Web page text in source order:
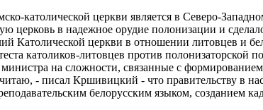
католической церкви является в Северо-
церковь в надежное орудие полонизации и
Католической церкви в отношении литовцев и
католиков-литовцев против
на сложности, связанные с формированием
- писал Кршивицкий - что правительству в
белорусским языком, созданием